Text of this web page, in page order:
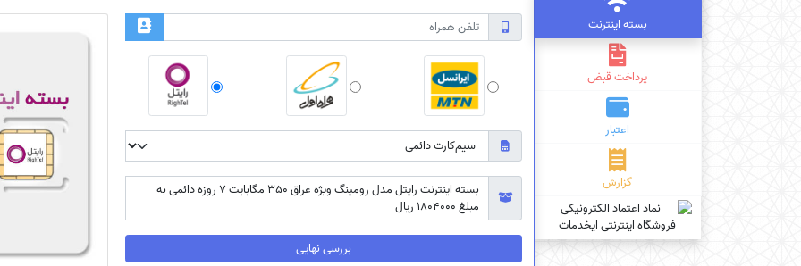
بسته اینترنت
پرداخت قبض
اعتبار
گزارش
بسته اینترنت رایتل مدل رومینگ ویژه عراق 350 مگابایت 7 روزه دائمی به
مبلغ 1804000 ریال
بررسی نهایی